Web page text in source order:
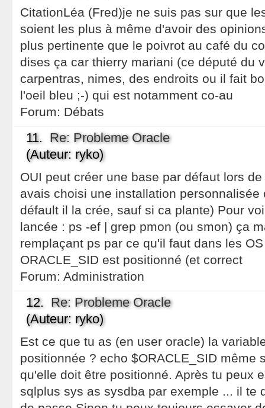
CitationLéa (Fred)je ne suis pas sur que
soient les plus à même d'avoir des
plus pertinente que le poivrot au café du
dises ça car thierry mariani (ce député du
carpentras, nimes, des endroits ou il fait
l'oeil bleu ;-) qui est notamment co-au
Forum: Débats
11. Re: Probleme Oracle
(Auteur: ryko)
OUI peut créer une base par défaut lors
avais choisi une installation personnalisée
défault il la crée, sauf si ca plante) Pour
lancée : ps -ef | grep pmon (ou smon) ça
remplaçant ps par ce qu'il faut dans les
ORACLE_SID est positionné (et correct
Forum: Administration
12. Re: Probleme Oracle
(Auteur: ryko)
Est ce que tu as (en user oracle) la
positionnée ? echo $ORACLE_SID même
qu'elle doit être positionné. Après tu peux
sqlplus sys as sysdba par exemple ... il te